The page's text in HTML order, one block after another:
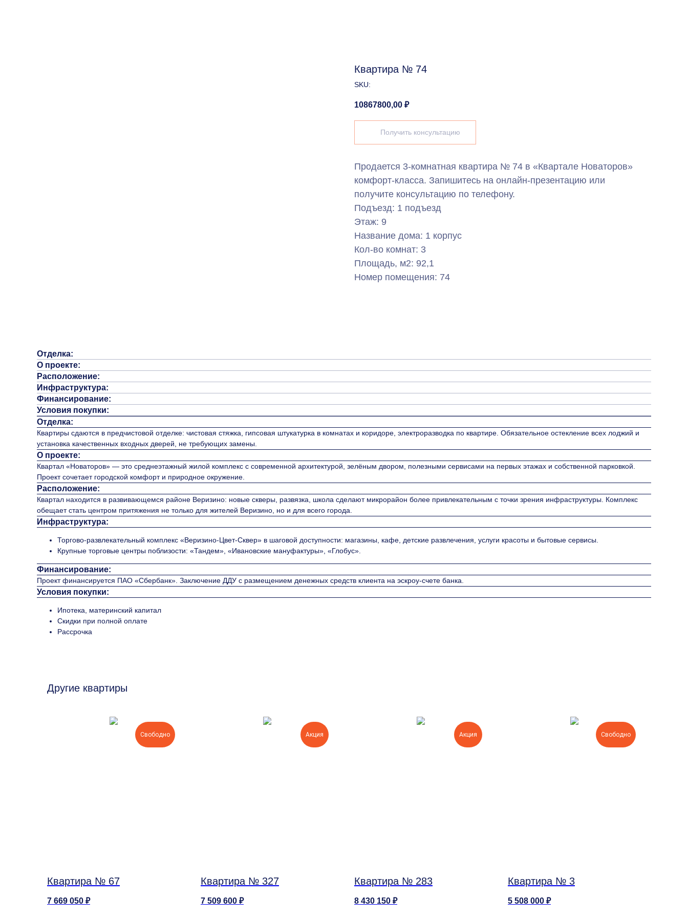
Квартира № 74
SKU:
10867800,00 ₽
Получить консультацию
Продается 3-комнатная квартира № 74 в «Квартале Новаторов»
комфорт-класса. Запишитесь на онлайн-презентацию или
получите консультацию по телефону.
Подъезд: 1 подъезд
Этаж: 9
Название дома: 1 корпус
Кол-во комнат: 3
Площадь, м2: 92,1
Номер помещения: 74
Отделка:
О проекте:
Расположение:
Инфраструктура:
Финансирование:
Условия покупки:
Отделка:
Квартиры сдаются в предчистовой отделке: чистовая стяжка, гипсовая штукатурка в комнатах и коридоре, электроразводка по квартире. Обязательное остекление всех лоджий и
установка качественных входных дверей, не требующих замены.
О проекте:
Квартал «Новаторов» — это среднеэтажный жилой комплекс с современной архитектурой, зелёным двором, полезными сервисами на первых этажах и собственной парковкой.
Проект сочетает городской комфорт и природное окружение.
Расположение:
Квартал находится в развивающемся районе Веризино: новые скверы, развязка, школа сделают микрорайон более привлекательным с точки зрения инфраструктуры. Комплекс
обещает стать центром притяжения не только для жителей Веризино, но и для всего города.
Инфраструктура:
Торгово-развлекательный комплекс «Веризино-Цвет-Сквер» в шаговой доступности: магазины, кафе, детские развлечения, услуги красоты и бытовые сервисы.
Крупные торговые центры поблизости: «Тандем», «Ивановские мануфактуры», «Глобус».
Финансирование:
Проект финансируется ПАО «Сбербанк». Заключение ДДУ с размещением денежных средств клиента на эскроу-счете банка.
Условия покупки:
Ипотека, материнский капитал
Скидки при полной оплате
Рассрочка
Другие квартиры
Свободно
Квартира № 67
7 669 050 ₽
Акция
Квартира № 327
7 509 600 ₽
Акция
Квартира № 283
8 430 150 ₽
Свободно
Квартира № 3
5 508 000 ₽